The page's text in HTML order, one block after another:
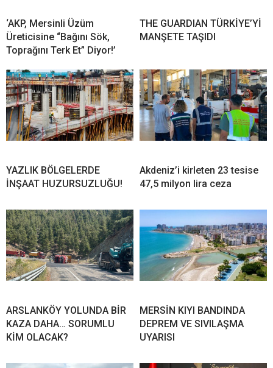
‘AKP, Mersinli Üzüm
Üreticisine “Bağını Sök,
Toprağını Terk Et” Diyor!’
THE GUARDIAN TÜRKİYE’Yİ
MANŞETE TAŞIDI
YAZLIK BÖLGELERDE
İNŞAAT HUZURSUZLUĞU!
Akdeniz’i kirleten 23 tesise
47,5 milyon lira ceza
ARSLANKÖY YOLUNDA BİR
KAZA DAHA… SORUMLU
KİM OLACAK?
MERSİN KIYI BANDINDA
DEPREM VE SIVILAŞMA
UYARISI